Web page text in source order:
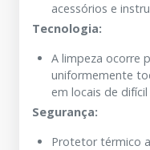
acessórios e
Tecnologia:
A limpeza ocorre
uniformemente
em locais de difícil
Segurança:
Protetor térmico